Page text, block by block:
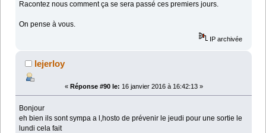
Racontez nous comment ça se sera passé ces premiers jours.
On pense à vous.
IP archivée
lejerloy
« Réponse #90 le: 16 janvier 2016 à 16:42:13 »
Bonjour
eh bien ils sont sympa a l,hosto de prévenir le jeudi pour une sortie le
lundi cela fait